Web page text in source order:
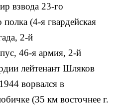
взвода 23-го
полка (4-я гвардейская
2-й
46-я армия, 2-й
лейте­нант Шляков
ворвался в
(35 км восточнее г.